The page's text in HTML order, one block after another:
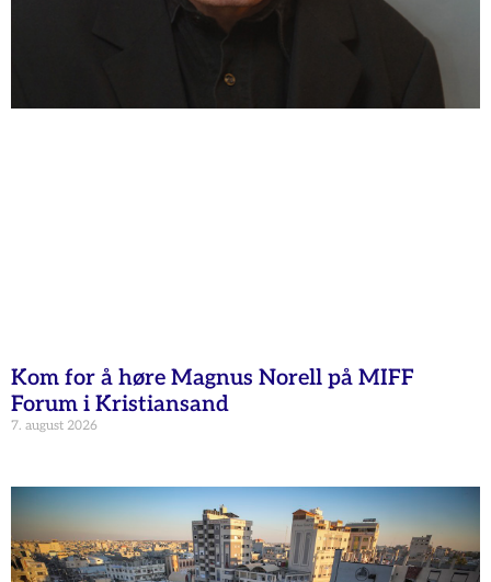
Kom for å høre Magnus Norell på MIFF
Forum i Kristiansand
7. august 2026